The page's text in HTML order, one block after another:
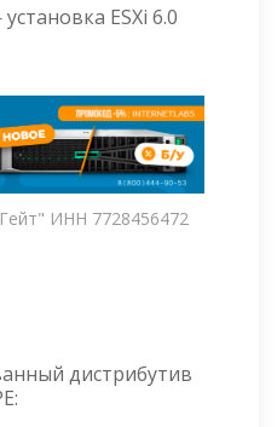
ESXi 6.0
ИНН 7728456472
дистрибутив